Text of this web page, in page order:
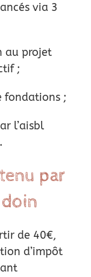
via 3
au projet
;
fondations ;
l’aisbl
par
de 40€,
d’impôt